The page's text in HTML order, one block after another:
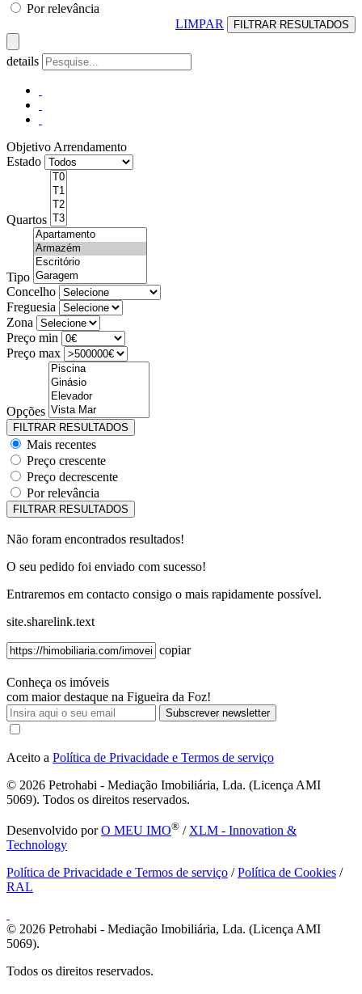
Por relevância
LIMPAR
details
Objetivo Arrendamento
Estado
Quartos
Tipo
Concelho
Freguesia
Zona
Preço min
Preço max
Opções
Mais recentes
Preço crescente
Preço decrescente
Por relevância
Não foram encontrados resultados!
O seu pedido foi enviado com sucesso!
Entraremos em contacto consigo o mais rapidamente possível.
site.sharelink.text
copiar
Conheça os imóveis
com maior destaque na Figueira da Foz!
Subscrever newsletter
Aceito a Política de Privacidade e Termos de serviço
© 2026 Petrohabi - Mediação Imobiliária, Lda. (Licença AMI
5069). Todos os direitos reservados.
Desenvolvido porO MEU IMO® / XLM - Innovation &
Technology
Política de Privacidade e Termos de serviço /Política de Cookies /
RAL
© 2026 Petrohabi - Mediação Imobiliária, Lda. (Licença AMI
5069).
Todos os direitos reservados.